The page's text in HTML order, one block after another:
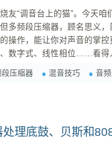
友“调音台上的猫”。今天咱
多频段压缩器，顾名思义
，能让你对声音的掌控更上一
数字式、线性相位……看得
然，更知其所以然，让你的
段压缩器 混音技巧 音
理底鼓、贝斯和